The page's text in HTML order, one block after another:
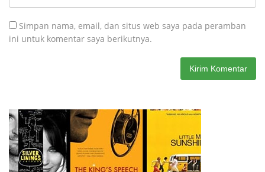
Maryam Citra Medika Takalar
Bergengsi
Street Football School Gelar
Turnamen Sepak Bola Usia
Dini, Wadah Pembinaan dan
Silaturahmi
Popular Post
1 Desember 17, 2023 0 Komentar
Hari Juang TNI AD ke-78 Tahun 2023 Digelar Terpusat di
Makassar, Kasad Apresiasi Kekompakan Forkopimda Sulsel